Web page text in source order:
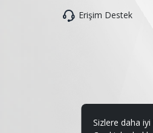
Erişim Destek
Sizlere daha